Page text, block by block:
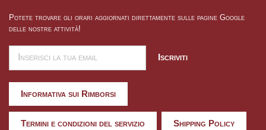
Potete trovare gli orari aggiornati direttamente sulle pagine Google
delle nostre attività!
Iscriviti
Informativa sui Rimborsi
Termini e condizioni del servizio Shipping Policy